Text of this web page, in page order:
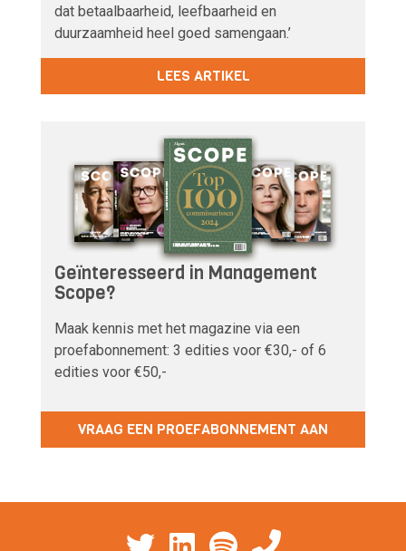
dat betaalbaarheid, leefbaarheid en
duurzaamheid heel goed samengaan.’
LEES ARTIKEL
Geïnteresseerd in Management
Scope?
Maak kennis met het magazine via een
proefabonnement: 3 edities voor €30,- of 6
edities voor €50,-
VRAAG EEN PROEFABONNEMENT AAN